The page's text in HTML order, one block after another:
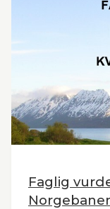
Faglig